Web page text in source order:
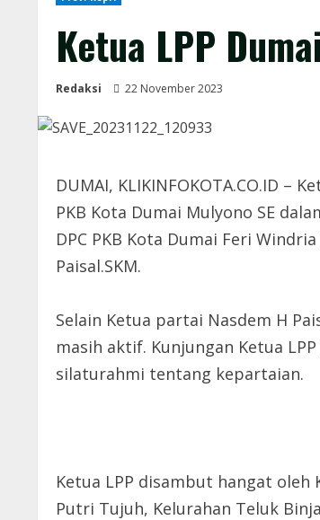
Ketua LPP
Redaksi 22 November 2023
DUMAI, KLIKINFOKOTA.CO.ID –
PKB Kota Dumai Mulyono SE
DPC PKB Kota Dumai Feri
Paisal.SKM.
Selain Ketua partai Nasdem H
masih aktif. Kunjungan Ketua
silaturahmi tentang kepartaian.
Ketua LPP disambut hangat oleh
Putri Tujuh, Kelurahan Teluk